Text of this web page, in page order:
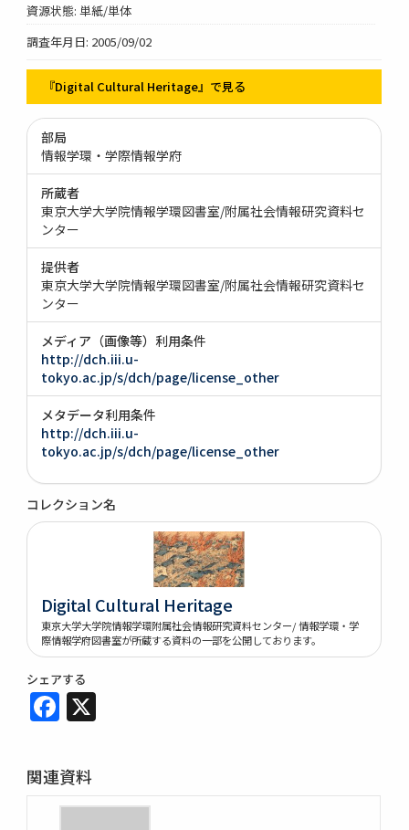
資源状態: 単紙/単体
調査年月日: 2005/09/02
『Digital Cultural Heritage』で見る
部局
情報学環・学際情報学府
所蔵者
東京大学大学院情報学環図書室/附属社会情報研究資料セ
ンター
提供者
東京大学大学院情報学環図書室/附属社会情報研究資料セ
ンター
メディア（画像等）利用条件
http://dch.iii.u-
tokyo.ac.jp/s/dch/page/license_other
メタデータ利用条件
http://dch.iii.u-
tokyo.ac.jp/s/dch/page/license_other
コレクション名
Digital Cultural Heritage
東京大学大学院情報学環附属社会情報研究資料センター/ 情報学環・学
際情報学府図書室が所蔵する資料の一部を公開しております。
シェアする
Facebook
関連資料